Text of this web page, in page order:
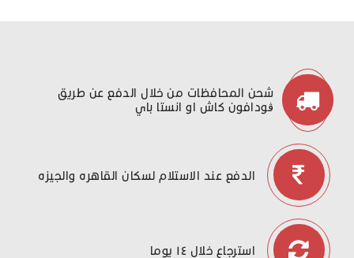
شحن المحافظات من خلال الدفع عن طريق
ڤودافون كاش او انستا باي
الدفع عند الاستلام لسكان القاهره والجيزه
استرجاع خلال ١٤ يوما